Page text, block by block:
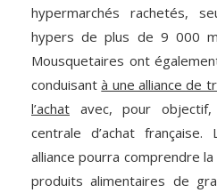
hypermarchés rachetés,
hypers de plus de 9 000
Mousquetaires ont
conduisantà une alliance de
l’achat avec, pour
centrale d’achat
alliance pourra comprendre
produits alimentaires de